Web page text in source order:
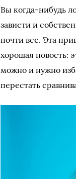
Вы когда-нибудь
зависти и
почти все. Эта
хорошая новость:
можно и нужно
перестать